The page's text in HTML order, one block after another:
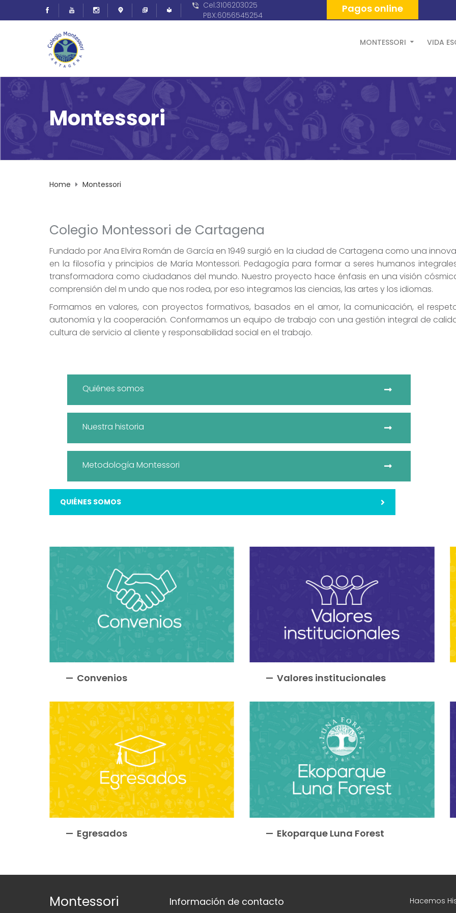
Cel:3106203025
PBX:6056545254
Pagos online
MONTESSORI VIDA
Montessori
Home Montessori
Colegio Montessori de Cartagena
Fundado por Ana Elvira Román de García en 1949 surgió en la ciudad de Cartagena como una
en la filosofía y principios de María Montessori. Pedagogía para formar a seres humanos
transformadora como ciudadanos del mundo. Nuestro proyecto hace énfasis en una visión
comprensión del m undo que nos rodea, por eso integramos las ciencias, las artes y los idiomas.
Formamos en valores, con proyectos formativos, basados en el amor, la comunicación, el
autonomía y la cooperación. Conformamos un equipo de trabajo con una gestión integral de
cultura de servicio al cliente y responsabilidad social en el trabajo.
Quiénes somos
Nuestra historia
Metodología Montessori
QUIÉNES SOMOS
Convenios Valores institucionales
Egresados Ekoparque Luna Forest
Montessori Información de contacto Hacemos